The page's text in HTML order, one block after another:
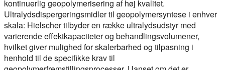
kontinuerlig geopolymerisering af høj kvalitet.
Ultralydsdispergeringsmidler til geopolymersyntese i enhver
skala: Hielscher tilbyder en række ultralydsudstyr med
varierende effektkapaciteter og behandlingsvolumener,
hvilket giver mulighed for skalerbarhed og tilpasning i
henhold til de specifikke krav til